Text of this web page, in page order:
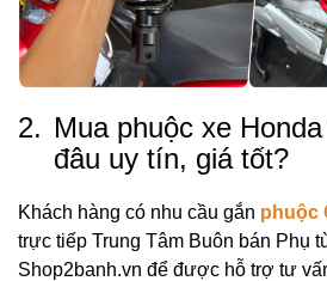
2. Mua phuộc xe
đâu uy tín, giá tốt?
Khách hàng có nhu cầu gắn phuộc
trực tiếp Trung Tâm Buôn bán Phụ
Shop2banh.vn để được hỗ trợ tư